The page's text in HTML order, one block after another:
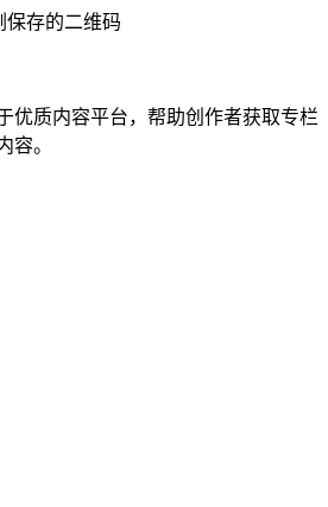
存的二维码
优质内容平台，帮助创作者获取专栏
容。